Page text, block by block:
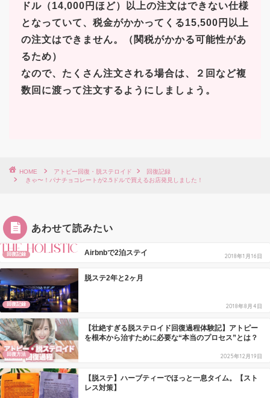
ドル（14,000円ほど）以上の注文はできない仕様
となっていて、税金がかかってくる15,500円以上
の注文はできません。（関税がかかる可能性があ
るため）
なので、たくさん注文される場合は、２回など複
数回に渡って注文するようにしましょう。
HOME アトピー回復・脱ステロイド
回復記録
きゃ〜！パナチョコレートが2.5ドルで買えるお店発見しました！
あわせて読みたい
回復記録 Airbnbで2泊ステイ 2018年1月16日
回復記録
脱ステ2年と2ヶ月
2018年8月4日
回復方法
【壮絶すぎる脱ステロイド回復過程体験記】アトピー
を根本から治すために必要な“本当のプロセス”とは？
2025年12月19日
【脱ステ】ハーブティーでほっと一息タイム。【スト
レス対策】